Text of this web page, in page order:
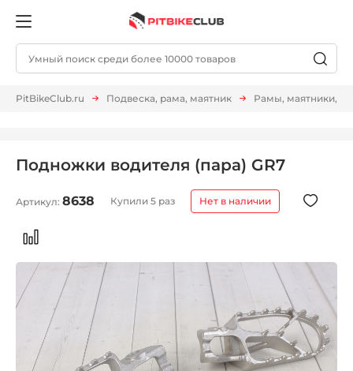
PitBikeClub.ru Подвеска, рама, маятник Рамы, маятники,
Подножки водителя (пара) GR7
Артикул: 8638 Купили 5 раз Нет в наличии